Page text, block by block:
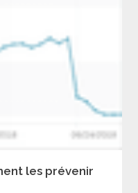
les prévenir